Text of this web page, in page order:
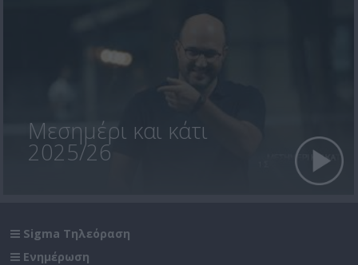
Μεσημέρι και κάτι
2025/26
Sigma Τηλεόραση
Ενημέρωση